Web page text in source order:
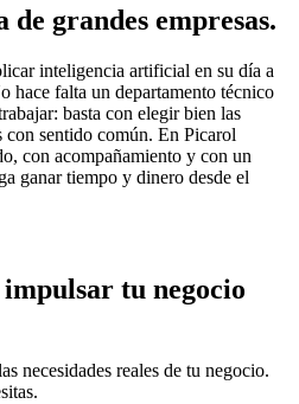
de grandes empresas.
inteligencia artificial en su día a
hace falta un departamento técnico
basta con elegir bien las
con sentido común. En Picarol
con acompañamiento y con un
ganar tiempo y dinero desde el
tu negocio
necesidades reales de tu negocio.